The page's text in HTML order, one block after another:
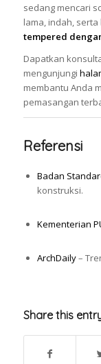
sedang mencari
lama, indah,
tempered
Dapatkan
mengunjungi
membantu Anda
pemasangan
Referensi
Badan
konstruksi.
Kementerian
ArchDaily–
Share this